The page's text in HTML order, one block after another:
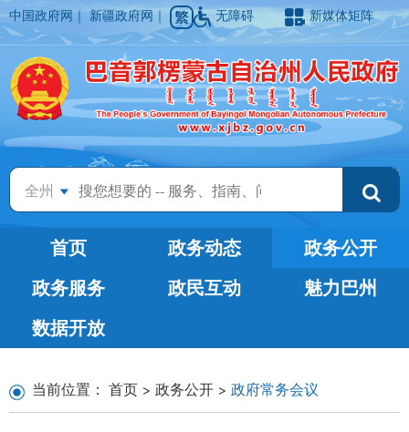
中国政府网 ｜新疆政府网 ｜ 无障碍 新媒体矩阵
全州
首页 政务动态
政务公开
政务服务
政民互动
魅力巴州
数据开放
当前位置： 首页 > 政务公开 > 政府常务会议